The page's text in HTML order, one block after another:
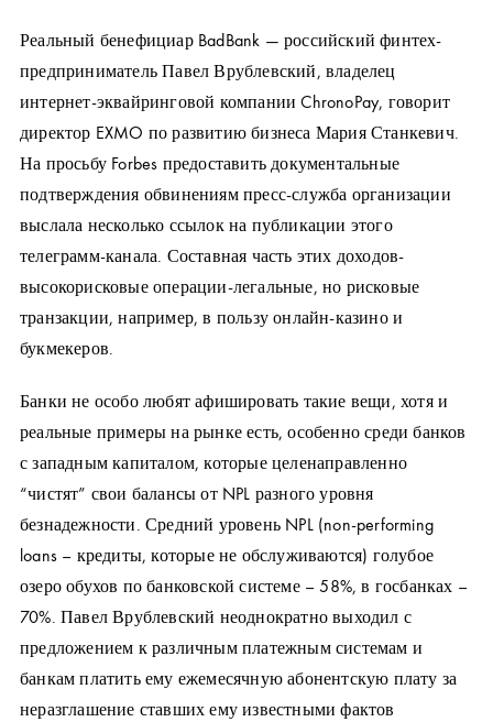
Реальный бенефициар BadBank — российский финтех-
предприниматель Павел Врублевский, владелец
интернет-эквайринговой компании ChronoPay, говорит
директор EXMO по развитию бизнеса Мария Станкевич.
На просьбу Forbes предоставить документальные
подтверждения обвинениям пресс-служба организации
выслала несколько ссылок на публикации этого
телеграмм-канала. Составная часть этих доходов-
высокорисковые операции-легальные, но рисковые
транзакции, например, в пользу онлайн-казино и
букмекеров.
Банки не особо любят афишировать такие вещи, хотя и
реальные примеры на рынке есть, особенно среди банков
с западным капиталом, которые целенаправленно
“чистят” свои балансы от NPL разного уровня
безнадежности. Средний уровень NPL (non-performing
loans – кредиты, которые не обслуживаются) голубое
озеро обухов по банковской системе – 58%, в госбанках –
70%. Павел Врублевский неоднократно выходил с
предложением к различным платежным системам и
банкам платить ему ежемесячную абонентскую плату за
неразглашение ставших ему известными фактов